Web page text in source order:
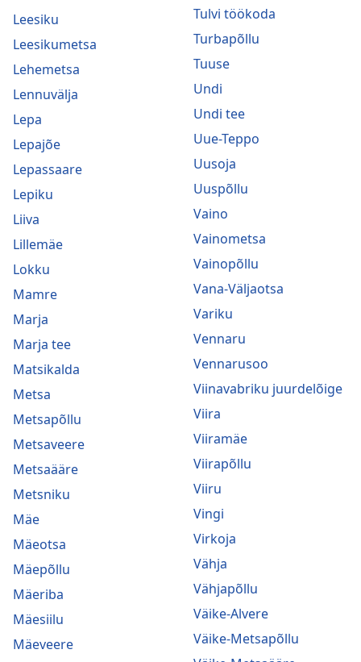
Leesiku
Leesikumetsa
Lehemetsa
Lennuvälja
Lepa
Lepajõe
Lepassaare
Lepiku
Liiva
Lillemäe
Lokku
Mamre
Marja
Marja tee
Matsikalda
Metsa
Metsapõllu
Metsaveere
Metsaääre
Metsniku
Mäe
Mäeotsa
Mäepõllu
Mäeriba
Mäesiilu
Mäeveere
Tulvi töökoda
Turbapõllu
Tuuse
Undi
Undi tee
Uue-Teppo
Uusoja
Uuspõllu
Vaino
Vainometsa
Vainopõllu
Vana-Väljaotsa
Variku
Vennaru
Vennarusoo
Viinavabriku juurdelõige
Viira
Viiramäe
Viirapõllu
Viiru
Vingi
Virkoja
Vähja
Vähjapõllu
Väike-Alvere
Väike-Metsapõllu